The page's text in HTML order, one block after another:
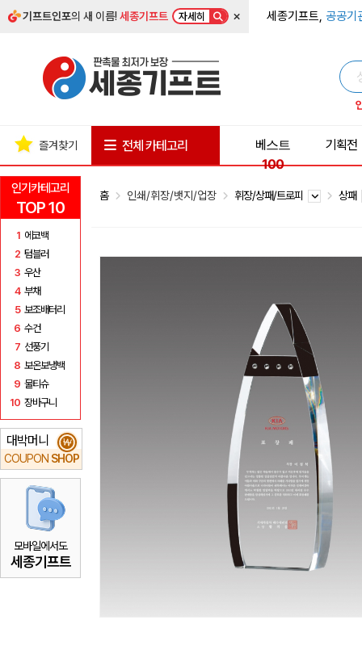
기프트인포의 새 이름!세종기프트 자세히 × 세종기프트, 공공기
인기카테고리
TOP 10
1 에코백
2 텀블러
3 우산
4 부채
5 보조배터리
6 수건
7 선풍기
8 보온보냉백
9 물티슈
10 장바구니
대박머니
COUPON SHOP
₩
모바일에서도
세종기프트
즐겨찾기 전체 카테고리
베스트
100
기획전
홈 인쇄/휘장/뱃지/업장 휘장/상패/트로피 상패